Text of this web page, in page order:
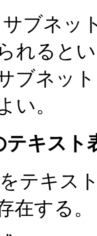
ブネッ
れると
ブネッ
い。
テキスト
テキス
在する。